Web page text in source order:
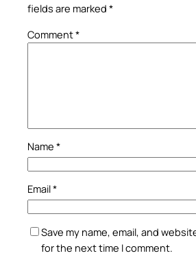
fields are marked *
Comment*
Name *
Email*
Save my name, email, and
for the next time I comment.